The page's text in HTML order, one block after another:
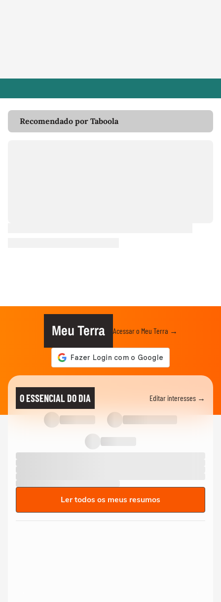
Recomendado por Taboola
Meu Terra Acessar o Meu Terra →
O ESSENCIAL DO DIA Editar interesses →
Ler todos os meus resumos